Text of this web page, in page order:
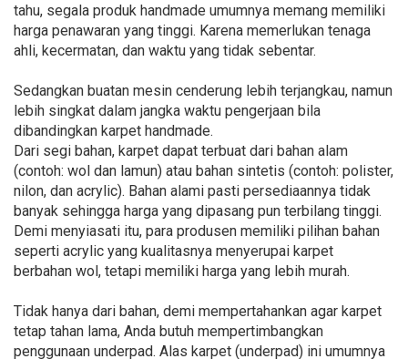
tahu, segala produk handmade umumnya memang memiliki
harga penawaran yang tinggi. Karena memerlukan tenaga
ahli, kecermatan, dan waktu yang tidak sebentar.
Sedangkan buatan mesin cenderung lebih terjangkau, namun
lebih singkat dalam jangka waktu pengerjaan bila
dibandingkan karpet handmade.
Dari segi bahan, karpet dapat terbuat dari bahan alam
(contoh: wol dan lamun) atau bahan sintetis (contoh: polister,
nilon, dan acrylic). Bahan alami pasti persediaannya tidak
banyak sehingga harga yang dipasang pun terbilang tinggi.
Demi menyiasati itu, para produsen memiliki pilihan bahan
seperti acrylic yang kualitasnya menyerupai karpet
berbahan wol, tetapi memiliki harga yang lebih murah.
Tidak hanya dari bahan, demi mempertahankan agar karpet
tetap tahan lama, Anda butuh mempertimbangkan
penggunaan underpad. Alas karpet (underpad) ini umumnya